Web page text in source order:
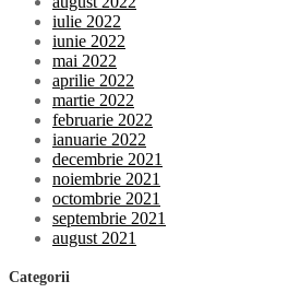
iulie 2022
iunie 2022
mai 2022
aprilie 2022
martie 2022
februarie 2022
ianuarie 2022
decembrie 2021
noiembrie 2021
octombrie 2021
septembrie 2021
august 2021
Categorii